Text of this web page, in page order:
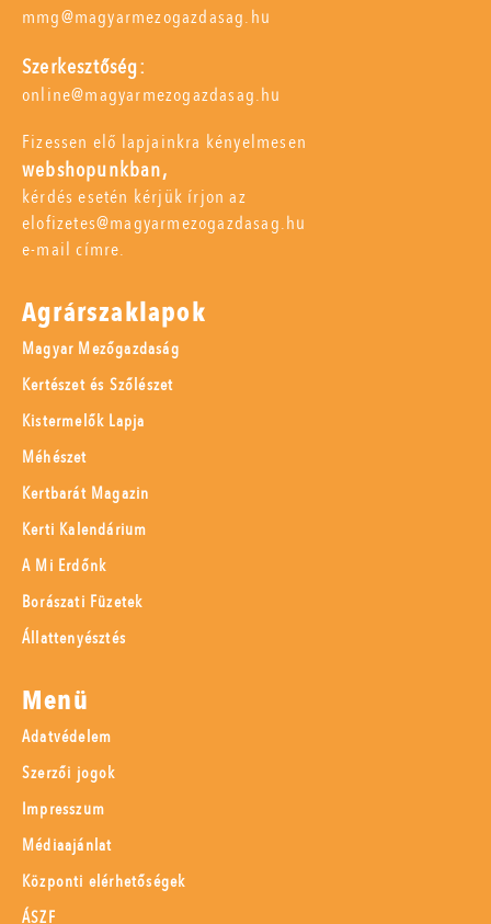
mmg@magyarmezogazdasag.hu
Szerkesztőség:
online@magyarmezogazdasag.hu
Fizessen elő lapjainkra kényelmesen
webshopunkban,
kérdés esetén kérjük írjon az
elofizetes@magyarmezogazdasag.hu
e-mail címre.
Agrárszaklapok
Magyar Mezőgazdaság
Kertészet és Szőlészet
Kistermelők Lapja
Méhészet
Kertbarát Magazin
Kerti Kalendárium
A Mi Erdőnk
Borászati Füzetek
Állattenyésztés
Menü
Adatvédelem
Szerzői jogok
Impresszum
Médiaajánlat
Központi elérhetőségek
ÁSZF